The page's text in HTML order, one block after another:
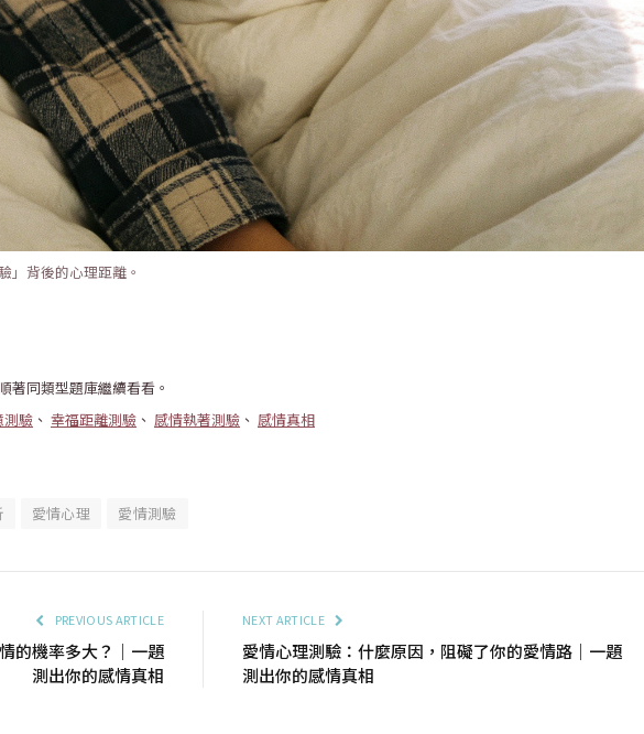
」背後的心理距離。
著同類型題庫繼續看看。
測驗 、 幸福距離測驗 、 感情執著測驗 、 感情真相
愛情心理 愛情測驗
PREVIOUS ARTICLE
的機率多大？｜一題
測出你的感情真相
NEXT ARTICLE
愛情心理測驗：什麼原因，阻礙了你的愛情路｜一題
測出你的感情真相